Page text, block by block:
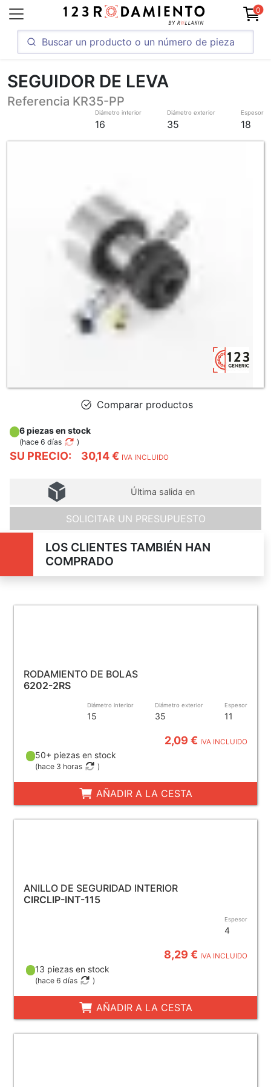
0
SEGUIDOR DE LEVA
Referencia KR35-PP
Diámetro interior
16
Diámetro exterior
35
Espesor
18
Comparar productos
SU PRECIO: 30,14 € IVA INCLUIDO
6 piezas en stock
(hace 6 días )
Última salida en
SOLICITAR UN PRESUPUESTO
LOS CLIENTES TAMBIÉN HAN
COMPRADO
RODAMIENTO DE BOLAS
6202-2RS
Diámetro interior
15
Diámetro exterior
35
Espesor
11
2,09 € IVA INCLUIDO
50+ piezas en stock
(hace 3 horas )
AÑADIR A LA CESTA
ANILLO DE SEGURIDAD INTERIOR
CIRCLIP-INT-115
Espesor
4
8,29 € IVA INCLUIDO
13 piezas en stock
(hace 6 días )
AÑADIR A LA CESTA